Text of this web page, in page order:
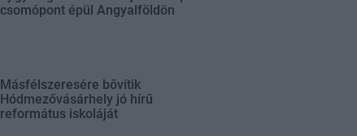
csomópont épül Angyalföldön
Másfélszeresére bővítik
Hódmezővásárhely jó hírű
református iskoláját